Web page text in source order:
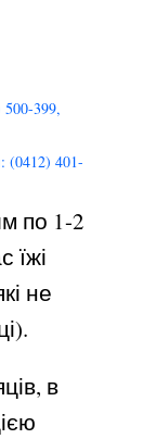
399,
401-
по 1-2
їжі
не
в